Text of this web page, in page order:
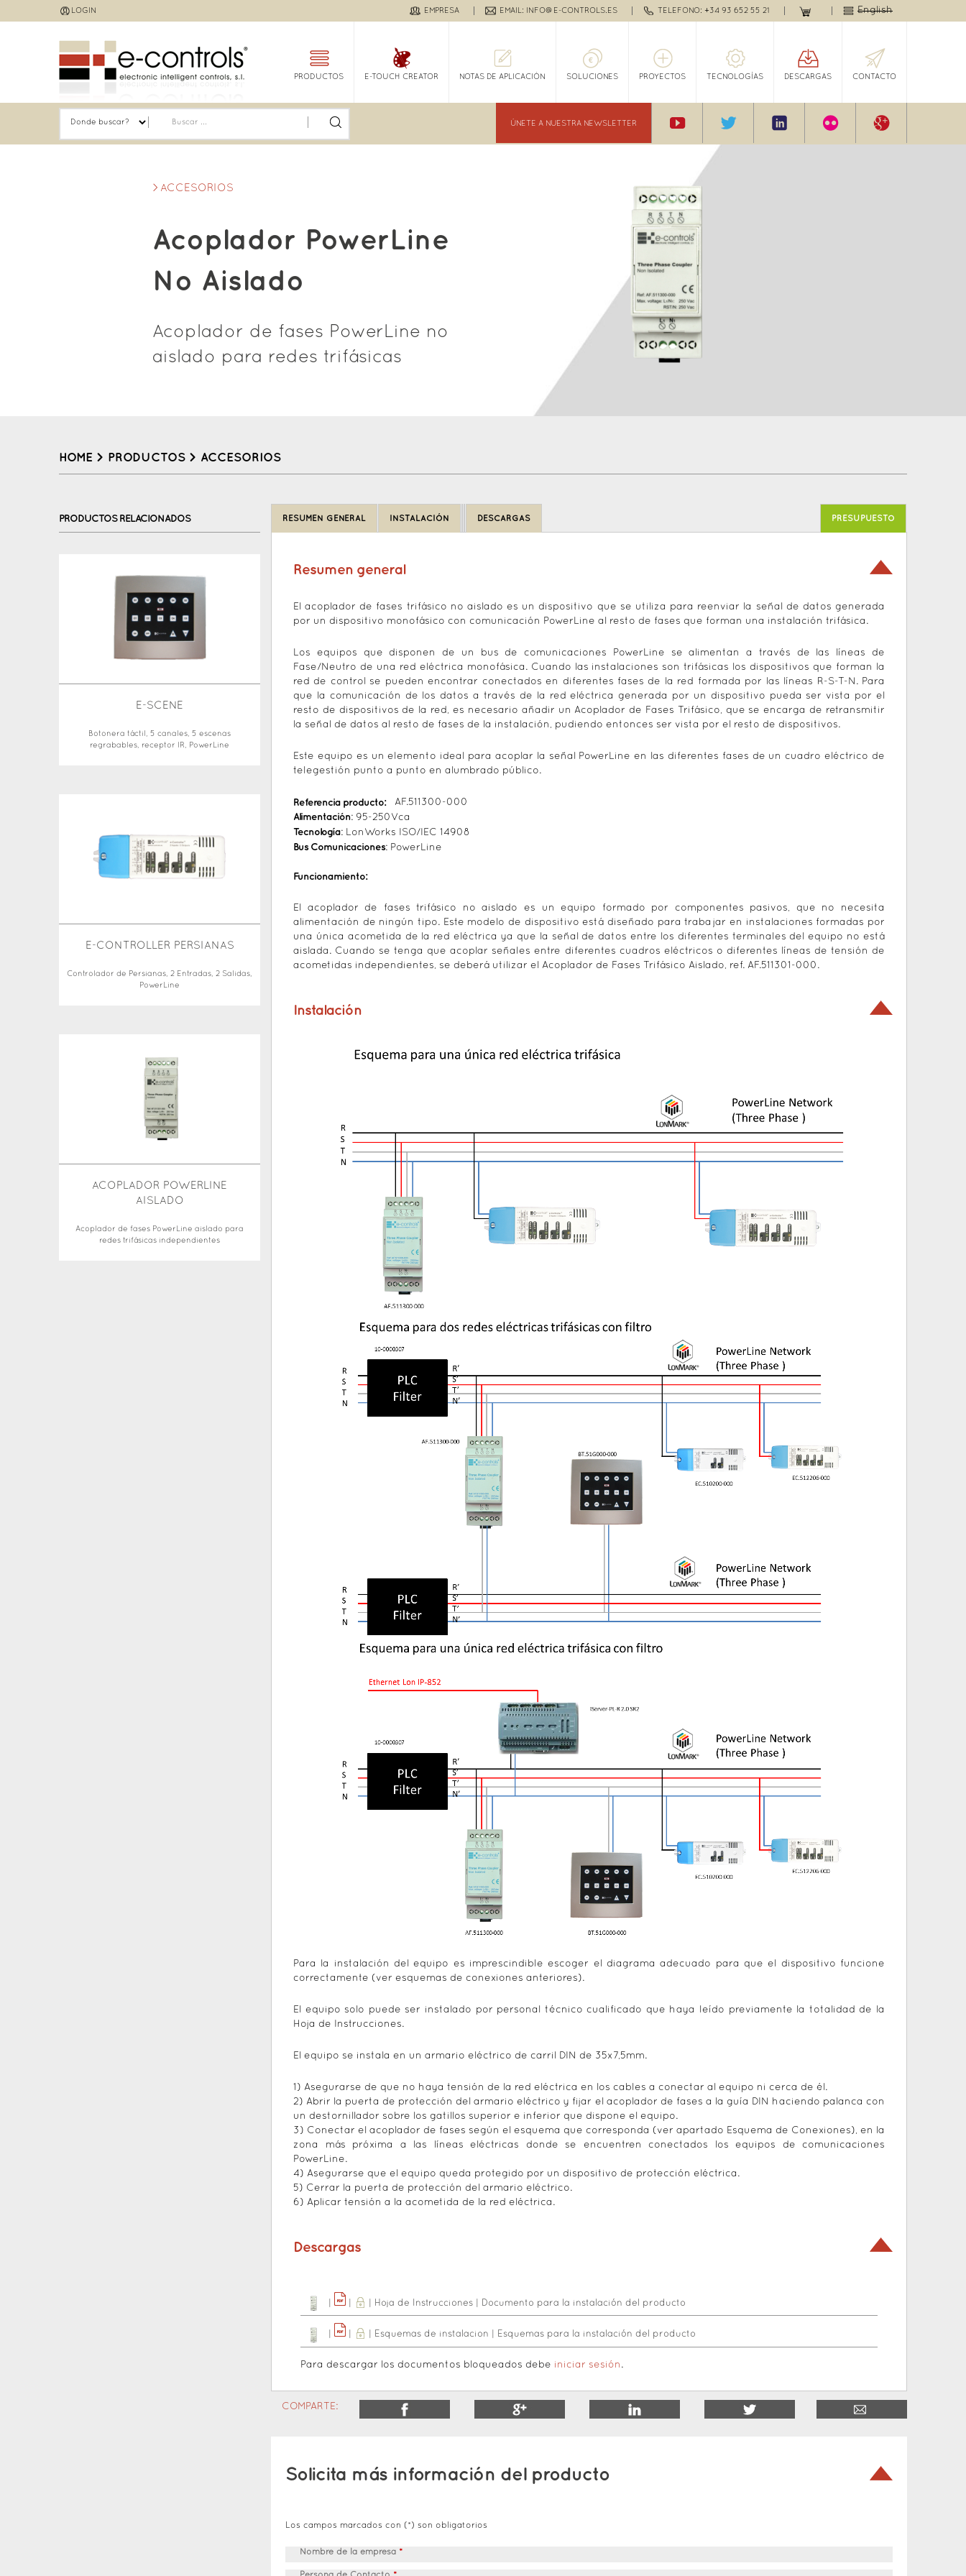
to
LOGIN English
EMPRESA EMAIL: INFO@E-CONTROLS.ES TELEFONO: +34 93 652 55 21
PRODUCTOS E-TOUCH CREATOR NOTAS DE APLICACIÓN SOLUCIONES PROYECTOS TECNOLOGÍAS DESCARGAS CONTACTO
ÚNETE A NUESTRA NEWSLETTER
ACCESORIOS
Acoplador PowerLine
No Aislado
Acoplador de fases PowerLine no
aislado para redes trifásicas
HOME > PRODUCTOS > ACCESORIOS
top
RESUMEN GENERAL INSTALACIÓN DESCARGAS PRESUPUESTO
Resumen general
El acoplador de fases trifásico no aislado es un dispositivo que se utiliza para reenviar la señal de datos generada
por un dispositivo monofásico con comunicación PowerLine al resto de fases que forman una instalación trifásica.
Los equipos que disponen de un bus de comunicaciones PowerLine se alimentan a través de las líneas de
Fase/Neutro de una red eléctrica monofásica. Cuando las instalaciones son trifásicas los dispositivos que forman la
red de control se pueden encontrar conectados en diferentes fases de la red formada por las líneas R-S-T-N. Para
que la comunicación de los datos a través de la red eléctrica generada por un dispositivo pueda ser vista por el
resto de dispositivos de la red, es necesario añadir un Acoplador de Fases Trifásico, que se encarga de retransmitir
la señal de datos al resto de fases de la instalación, pudiendo entonces ser vista por el resto de dispositivos.
Este equipo es un elemento ideal para acoplar la señal PowerLine en las diferentes fases de un cuadro eléctrico de
telegestión punto a punto en alumbrado público.
Referencia producto:
AF.511300-000
Alimentación: 95-250Vca
Tecnología: LonWorks ISO/IEC 14908
Bus Comunicaciones: PowerLine
Funcionamiento:
El acoplador de fases trifásico no aislado es un equipo formado por componentes pasivos, que no necesita
alimentación de ningún tipo. Este modelo de dispositivo está diseñado para trabajar en instalaciones formadas por
una única acometida de la red eléctrica ya que la señal de datos entre los diferentes terminales del equipo no está
aislada. Cuando se tenga que acoplar señales entre diferentes cuadros eléctricos o diferentes líneas de tensión de
acometidas independientes, se deberá utilizar el Acoplador de Fases Trifásico Aislado, ref. AF.511301-000.
Instalación
Para la instalación del equipo es imprescindible escoger el diagrama adecuado para que el dispositivo funcione
correctamente (ver esquemas de conexiones anteriores).
El equipo solo puede ser instalado por personal técnico cualificado que haya leído previamente la totalidad de la
Hoja de Instrucciones.
El equipo se instala en un armario eléctrico de carril DIN de 35x7,5mm.
1) Asegurarse de que no haya tensión de la red eléctrica en los cables a conectar al equipo ni cerca de él.
2) Abrir la puerta de protección del armario eléctrico y fijar el acoplador de fases a la guía DIN haciendo palanca con
un destornillador sobre los gatillos superior e inferior que dispone el equipo.
3) Conectar el acoplador de fases según el esquema que corresponda (ver apartado Esquema de Conexiones), en la
zona más próxima a las líneas eléctricas donde se encuentren conectados los equipos de comunicaciones
PowerLine.
4) Asegurarse que el equipo queda protegido por un dispositivo de protección eléctrica.
5) Cerrar la puerta de protección del armario eléctrico.
6) Aplicar tensión a la acometida de la red eléctrica.
Descargas
Hoja de Instrucciones Documento para la instalación del producto
Esquemas de instalacion Esquemas para la instalación del producto
Para descargar los documentos bloqueados debe iniciar sesión .
COMPARTE:
Solicita más información del producto
Los campos marcados con (*) son obligatorios
Nombre de la empresa *
PRODUCTOS RELACIONADOS
E-SCENE
Botonera táctil, 5 canales, 5 escenas
regrabables, receptor IR, PowerLine
E-CONTROLLER PERSIANAS
Controlador de Persianas, 2 Entradas, 2 Salidas,
PowerLine
ACOPLADOR POWERLINE
AISLADO
Acoplador de fases PowerLine aislado para
redes trifásicas independientes